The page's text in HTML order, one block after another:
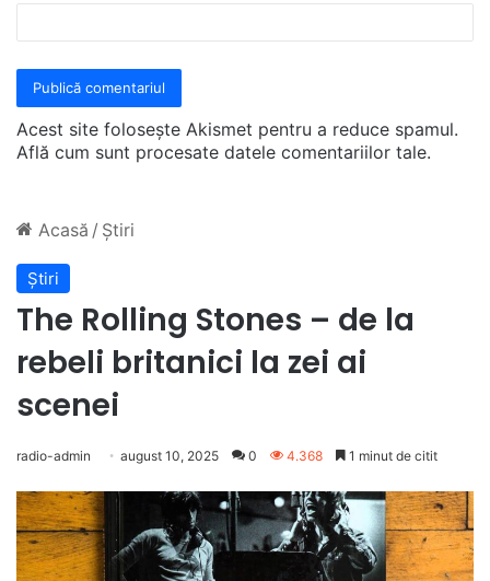
Acest site folosește Akismet pentru a reduce spamul.
Află cum sunt procesate datele comentariilor tale.